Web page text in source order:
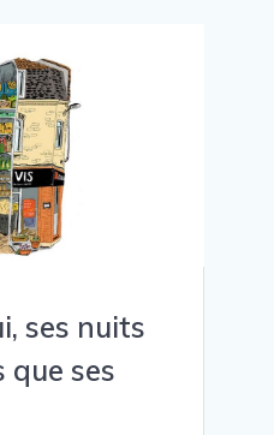
ses nuits
que ses